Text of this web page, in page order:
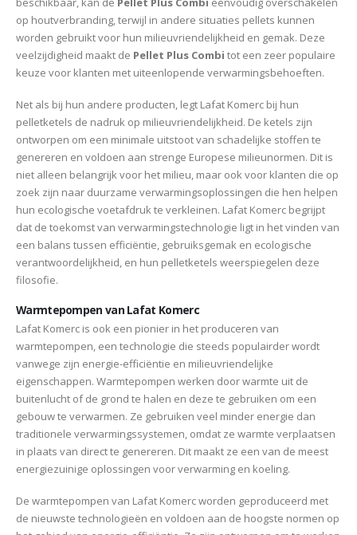
op houtverbranding, terwijl in andere situaties pellets kunnen
worden gebruikt voor hun milieuvriendelijkheid en gemak. Deze
veelzijdigheid maakt de Pellet Plus Combi tot een zeer populaire
keuze voor klanten met uiteenlopende verwarmingsbehoeften.
Net als bij hun andere producten, legt Lafat Komerc bij hun
pelletketels de nadruk op milieuvriendelijkheid. De ketels zijn
ontworpen om een minimale uitstoot van schadelijke stoffen te
genereren en voldoen aan strenge Europese milieunormen. Dit is
niet alleen belangrijk voor het milieu, maar ook voor klanten die op
zoek zijn naar duurzame verwarmingsoplossingen die hen helpen
hun ecologische voetafdruk te verkleinen. Lafat Komerc begrijpt
dat de toekomst van verwarmingstechnologie ligt in het vinden van
een balans tussen efficiëntie, gebruiksgemak en ecologische
verantwoordelijkheid, en hun pelletketels weerspiegelen deze
filosofie.
Warmtepompen van Lafat Komerc
Lafat Komerc is ook een pionier in het produceren van
warmtepompen, een technologie die steeds populairder wordt
vanwege zijn energie-efficiëntie en milieuvriendelijke
eigenschappen. Warmtepompen werken door warmte uit de
buitenlucht of de grond te halen en deze te gebruiken om een
gebouw te verwarmen. Ze gebruiken veel minder energie dan
traditionele verwarmingssystemen, omdat ze warmte verplaatsen
in plaats van direct te genereren. Dit maakt ze een van de meest
energiezuinige oplossingen voor verwarming en koeling.
De warmtepompen van Lafat Komerc worden geproduceerd met
de nieuwste technologieën en voldoen aan de hoogste normen op